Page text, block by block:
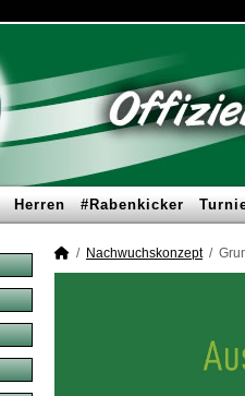
Herren #Rabenkicker
Nachwuchskonzept